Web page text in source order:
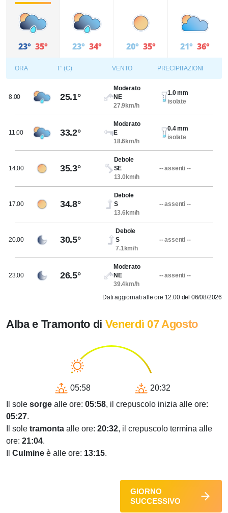
23° 35° 23° 34° 20° 35° 21° 36°
ORA T° (C) VENTO PRECIPITAZIONI
8.00 25.1°
Moderato
NE
27.9km/h
1.0 mm
isolate
11.00 33.2°
Moderato
E
18.6km/h
0.4 mm
isolate
14.00 35.3°
Debole
SE
13.0km/h
-- assenti --
17.00 34.8°
Debole
S
13.6km/h
-- assenti --
20.00 30.5°
Debole
S
7.1km/h
-- assenti --
23.00 26.5°
Moderato
NE
39.4km/h
-- assenti --
Dati aggiornati alle ore 12.00 del 06/08/2026
Alba e Tramonto di Venerdì 07 Agosto
05:58
20:32
Il sole sorge alle ore: 05:58, il crepuscolo inizia alle ore:
05:27.
Il sole tramonta alle ore: 20:32, il crepuscolo termina alle
ore: 21:04.
Culmine è alle ore: 13:15.
GIORNO
SUCCESSIVO